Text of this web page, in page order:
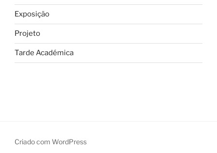
Exposição
Projeto
Tarde Académica
Criado com WordPress